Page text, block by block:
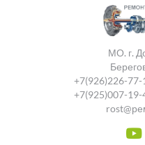
МО. г.
+7(926)226-77-
+7(925)007-19-